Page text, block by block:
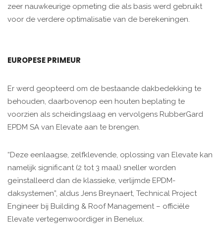
zeer nauwkeurige opmeting die als basis werd gebruikt
voor de verdere optimalisatie van de berekeningen.
EUROPESE PRIMEUR
Er werd geopteerd om de bestaande dakbedekking te
behouden, daarbovenop een houten beplating te
voorzien als scheidingslaag en vervolgens RubberGard
EPDM SA van Elevate aan te brengen.
“Deze eenlaagse, zelfklevende, oplossing van Elevate kan
namelijk significant (2 tot 3 maal) sneller worden
geïnstalleerd dan de klassieke, verlijmde EPDM-
daksystemen”, aldus Jens Breynaert, Technical Project
Engineer bij Building & Roof Management – officiële
Elevate vertegenwoordiger in Benelux.